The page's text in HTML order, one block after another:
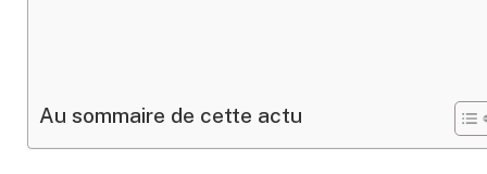
Au sommaire de cette actu